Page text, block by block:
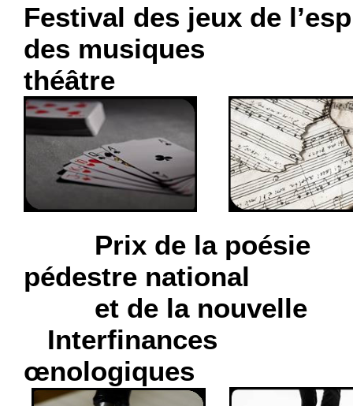
Festival des jeux de
des
théâtre
Prix de
pédestre national
et de
œnologiques